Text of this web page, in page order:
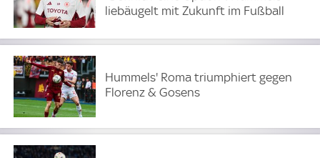
liebäugelt mit Zukunft im Fußball
Hummels' Roma triumphiert gegen
Florenz & Gosens